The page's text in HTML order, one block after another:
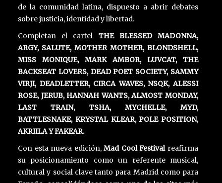
de la comunidad latina, dispuesto a abrir debates
sobre justicia, identidad y libertad.
Completan el cartel THE BLESSED MADONNA,
ARGY, SALUTE, MOTHER MOTHER, BLONDSHELL,
MISS MONIQUE, MARK AMBOR, LUVCAT, THE
BACKSEAT LOVERS, DEAD POET SOCIETY, SAMMY
VIRJI, DEADLETTER, CIRCA WAVES, NSQK, ALESSI
ROSE, JERUB, HANNAH WANTS, ALMOST MONDAY,
LAST TRAIN, TSHA, MYCHELLE, MYD,
BATTLESNAKE, KRYSTAL KLEAR, POLE POSITION,
AKRIILA Y FAKEAR.
Con esta nueva edición,Mad Cool Festival reafirma
su posicionamiento como un referente musical,
cultural y social clave tanto para Madrid como para